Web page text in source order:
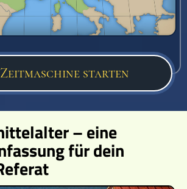
Zeitmaschine starten
– eine
für dein